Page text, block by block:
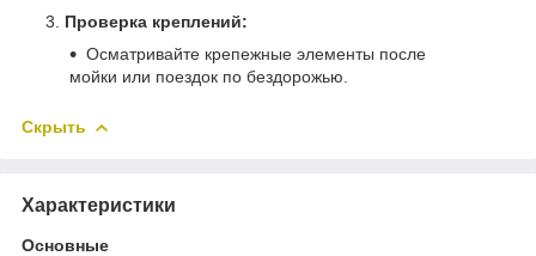
Проверка креплений:
Осматривайте крепежные элементы после
мойки или поездок по бездорожью.
Скрыть
Характеристики
Основные